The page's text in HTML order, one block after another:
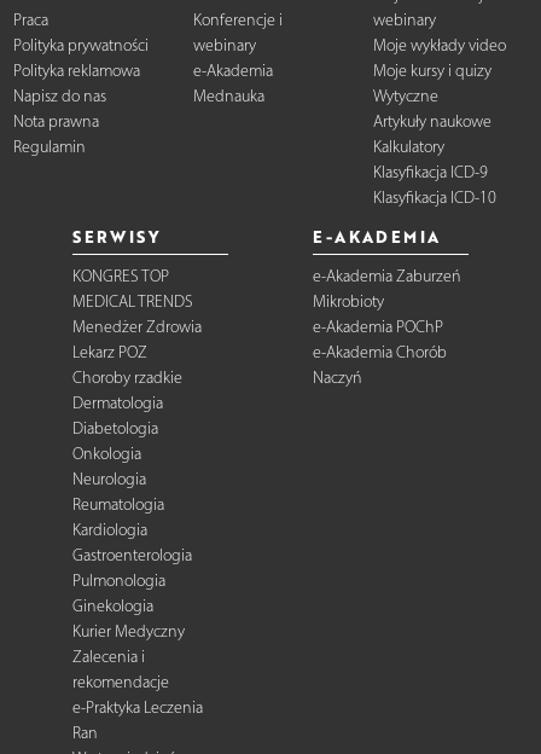
Praca
Polityka prywatności
Polityka reklamowa
Napisz do nas
Nota prawna
Regulamin
Konferencje i
webinary
e-Akademia
Mednauka
webinary
Moje wykłady video
Moje kursy i quizy
Wytyczne
Artykuły naukowe
Kalkulatory
Klasyfikacja ICD-9
Klasyfikacja ICD-10
SERWISY
KONGRES TOP
MEDICAL TRENDS
Menedżer Zdrowia
Lekarz POZ
Choroby rzadkie
Dermatologia
Diabetologia
Onkologia
Neurologia
Reumatologia
Kardiologia
Gastroenterologia
Pulmonologia
Ginekologia
Kurier Medyczny
Zalecenia i
rekomendacje
e-Praktyka Leczenia
Ran
E-AKADEMIA
e-Akademia Zaburzeń
Mikrobioty
e-Akademia POChP
e-Akademia Chorób
Naczyń